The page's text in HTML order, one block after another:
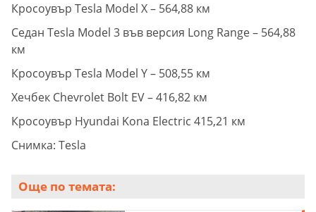
Кросоувър Tesla Model X – 564,88 км
Седан Tesla Model 3 във версия Long Range – 564,88
км
Кросоувър Tesla Model Y – 508,55 км
Хечбек Chevrolet Bolt EV – 416,82 км
Кросоувър Hyundai Kona Electric 415,21 км
Снимка: Tesla
Още по темата: